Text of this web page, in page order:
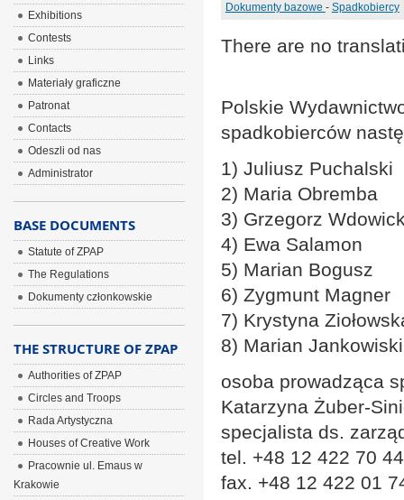
Dokumenty bazowe - Spadkobiercy
There are no
Polskie
spadkobierców
1) Juliusz Puchalski
2) Maria Obremba
3) Grzegorz
4) Ewa Salamon
5) Marian Bogusz
6) Zygmunt Magner
7) Krystyna
8) Marian Jankowiski
osoba prowadząca
Katarzyna Żuber-
specjalista ds.
tel. +48 12 422 70
fax. +48 12 422 01
Exhibitions
Contests
Links
Materiały graficzne
Patronat
Contacts
Odeszli od nas
Administrator
BASE DOCUMENTS
Statute of ZPAP
The Regulations
Dokumenty członkowskie
THE STRUCTURE OF ZPAP
Authorities of ZPAP
Circles and Troops
Rada Artystyczna
Houses of Creative Work
Pracownie ul. Emaus w
Krakowie